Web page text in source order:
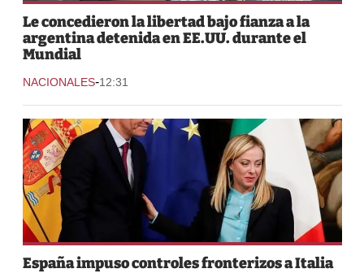
Le concedieron la libertad bajo fianza a la
argentina detenida en EE.UU. durante el
Mundial
NACIONALES-12:31
España impuso controles fronterizos a Italia